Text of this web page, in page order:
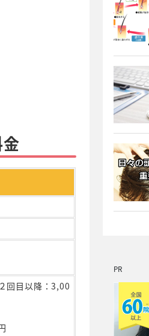
回目以降：3,00
PR